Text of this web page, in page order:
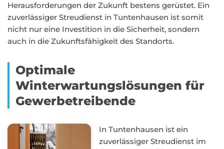
Herausforderungen der Zukunft bestens gerüstet. Ein
zuverlässiger Streudienst in Tuntenhausen ist somit
nicht nur eine Investition in die Sicherheit, sondern
auch in die Zukunftsfähigkeit des Standorts.
Optimale
Winterwartungslösungen für
Gewerbetreibende
In Tuntenhausen ist ein
zuverlässiger Streudienst im